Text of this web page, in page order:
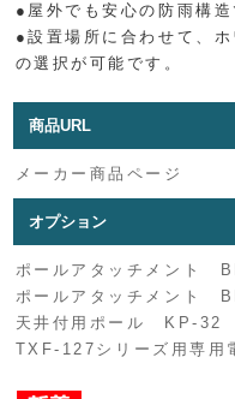
●屋外でも安心の防雨構
●設置場所に合わせて、
の選択が可能です。
商品URL
メーカー商品ページ
オプション
ポールアタッチメント
ポールアタッチメント
天井付用ポール KP-32
TXF-127シリーズ用専